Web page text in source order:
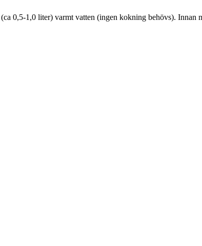
0,5-1,0 liter) varmt vatten (ingen kokning behövs).